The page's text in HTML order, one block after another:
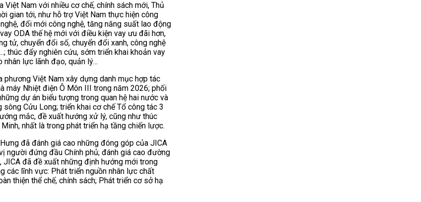
Nam với nhiều cơ chế, chính sách mới, Thủ
gian tới, như hỗ trợ Việt Nam thực hiện công
đổi mới công nghệ, tăng năng suất lao động
ODA thế hệ mới với điều kiện vay ưu đãi hơn,
tử, chuyển đổi số, chuyển đổi xanh, công nghệ
thúc đẩy nghiên cứu, sớm triển khai khoản vay
lực lãnh đạo, quản lý…
phương Việt Nam xây dựng danh mục hợp tác
máy Nhiệt điện Ô Môn III trong năm 2026; phối
dự án biểu tượng trong quan hệ hai nước và
Cửu Long; triển khai cơ chế Tổ công tác 3
mắc, đề xuất hướng xử lý, cũng như thúc
nhất là trong phát triển hạ tầng chiến lược.
đã đánh giá cao những đóng góp của JICA
người đứng đầu Chính phủ; đánh giá cao đường
JICA đã đề xuất những định hướng mới trong
các lĩnh vực: Phát triển nguồn nhân lực chất
thiện thể chế, chính sách; Phát triển cơ sở hạ